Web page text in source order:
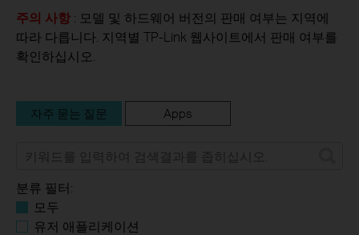
주의 사항 : 모델 및 하드웨어 버전의 판매 여부는 지역에
따라 다릅니다. 지역별 TP-Link 웹사이트에서 판매 여부를
확인하십시오.
자주 묻는 질문 Apps
분류 필터:
모두
유저 애플리케이션